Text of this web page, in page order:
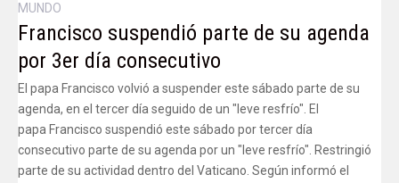
MUNDO
Francisco suspendió parte de su agenda
por 3er día consecutivo
El papa Francisco volvió a suspender este sábado parte de su
agenda, en el tercer día seguido de un "leve resfrío". El
papa Francisco suspendió este sábado por tercer día
consecutivo parte de su agenda por un "leve resfrío". Restringió
parte de su actividad dentro del Vaticano. Según informó el